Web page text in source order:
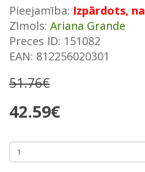
Pieejamība: Izpārdots,
Zīmols: Ariana Grande
Preces ID: 151082
EAN: 812256020301
51.76€
42.59€